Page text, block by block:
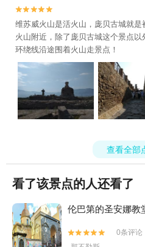


维苏威火山是活火山，庞贝古城就
火山附近，除了庞贝古城这个景点
环绕线沿途围着火山走景点！
查看全部
看了该景点的人还看了
伦巴第的圣安娜教


0条评论